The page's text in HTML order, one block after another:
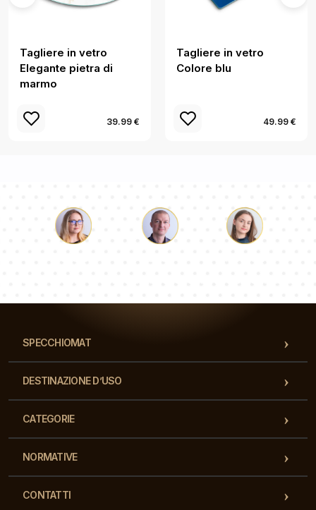
Tagliere in vetro
Elegante pietra di
marmo
39.99 €
Tagliere in vetro
Colore blu
49.99 €
SPECCHIOMAT
DESTINAZIONE D’USO
CATEGORIE
NORMATIVE
CONTATTI